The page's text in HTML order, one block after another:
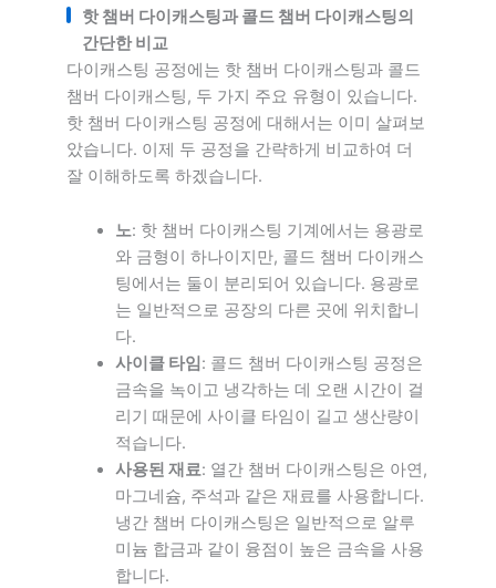
핫 챔버 다이캐스팅과 콜드 챔버 다이캐스팅의
간단한 비교
다이캐스팅 공정에는 핫 챔버 다이캐스팅과 콜드
챔버 다이캐스팅, 두 가지 주요 유형이 있습니다.
핫 챔버 다이캐스팅 공정에 대해서는 이미 살펴보
았습니다. 이제 두 공정을 간략하게 비교하여 더
잘 이해하도록 하겠습니다.
노: 핫 챔버 다이캐스팅 기계에서는 용광로
와 금형이 하나이지만, 콜드 챔버 다이캐스
팅에서는 둘이 분리되어 있습니다. 용광로
는 일반적으로 공장의 다른 곳에 위치합니
다.
사이클 타임 : 콜드 챔버 다이캐스팅 공정은
금속을 녹이고 냉각하는 데 오랜 시간이 걸
리기 때문에 사이클 타임이 길고 생산량이
적습니다.
사용된 재료: 열간 챔버 다이캐스팅은 아연,
마그네슘, 주석과 같은 재료를 사용합니다.
냉간 챔버 다이캐스팅은 일반적으로 알루
미늄 합금과 같이 융점이 높은 금속을 사용
합니다.